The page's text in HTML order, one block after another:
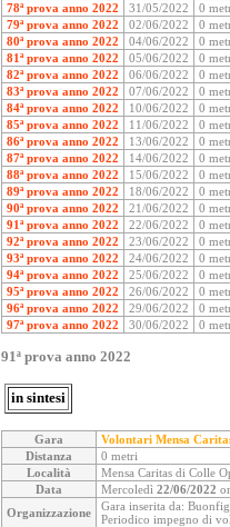
78ª prova anno 2022
31/05/2022
0
79ª prova anno 2022
02/06/2022
0
80ª prova anno 2022
04/06/2022
0
81ª prova anno 2022
05/06/2022
0
82ª prova anno 2022
06/06/2022
0
83ª prova anno 2022
07/06/2022
0
84ª prova anno 2022
10/06/2022
0
85ª prova anno 2022
11/06/2022
0
86ª prova anno 2022
13/06/2022
0
87ª prova anno 2022
14/06/2022
0
88ª prova anno 2022
15/06/2022
0
89ª prova anno 2022
18/06/2022
0
90ª prova anno 2022
21/06/2022
0
91ª prova anno 2022
22/06/2022
0
92ª prova anno 2022
23/06/2022
0
93ª prova anno 2022
24/06/2022
0
94ª prova anno 2022
25/06/2022
0
95ª prova anno 2022
26/06/2022
0
96ª prova anno 2022
29/06/2022
0
97ª prova anno 2022
30/06/2022 0
91ª prova anno 2022
in sintesi
Gara Volontari Mensa
Distanza
0 metri
Località
Mensa Caritas di Colle
Data
Mercoledì 22/06/2022
Organizzazione
Gara inserita da:
Periodico impegno di